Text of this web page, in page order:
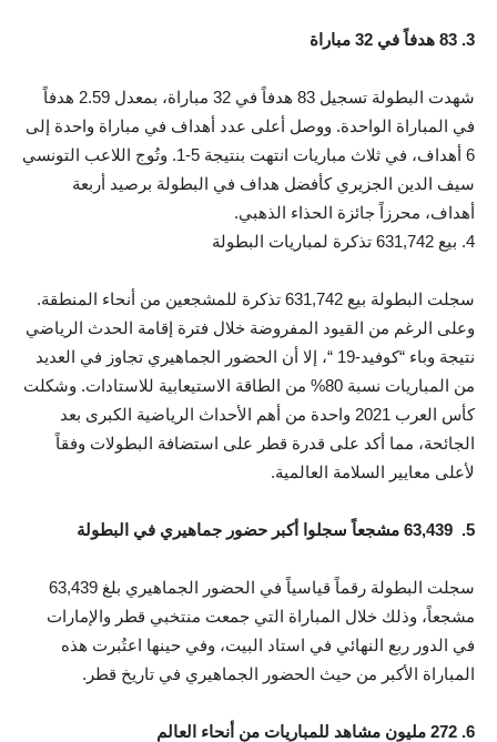
3. 83 هدفاً في 32 مباراة
شهدت البطولة تسجيل 83 هدفاً في 32 مباراة، بمعدل 2.59 هدفاً
في المباراة الواحدة. ووصل أعلى عدد أهداف في مباراة واحدة إلى
6 أهداف، في ثلاث مباريات انتهت بنتيجة 5-1. وتُوج اللاعب التونسي
سيف الدين الجزيري كأفضل هداف في البطولة برصيد أربعة
أهداف، محرزاً جائزة الحذاء الذهبي.
4. بيع 631,742 تذكرة لمباريات البطولة
سجلت البطولة بيع 631,742 تذكرة للمشجعين من أنحاء المنطقة.
وعلى الرغم من القيود المفروضة خلال فترة إقامة الحدث الرياضي
نتيجة وباء “كوفيد-19 “، إلا أن الحضور الجماهيري تجاوز في العديد
من المباريات نسبة 80% من الطاقة الاستيعابية للاستادات. وشكلت
كأس العرب 2021 واحدة من أهم الأحداث الرياضية الكبرى بعد
الجائحة، مما أكد على قدرة قطر على استضافة البطولات وفقاً
لأعلى معايير السلامة العالمية.
5. ‏ 63,439 مشجعاً سجلوا أكبر حضور جماهيري في البطولة
سجلت البطولة رقماً قياسياً في الحضور الجماهيري بلغ 63,439
مشجعاً، وذلك خلال المباراة التي جمعت منتخبي قطر والإمارات
في الدور ربع النهائي في استاد البيت، وفي حينها اعتُبرت هذه
المباراة الأكبر من حيث الحضور الجماهيري في تاريخ قطر.
6. 272 مليون مشاهد للمباريات من أنحاء العالم